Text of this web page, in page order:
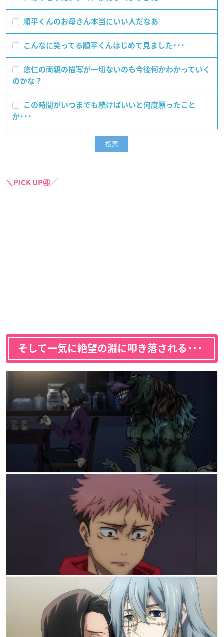
順平くんのお母さん本当にいい人だなあ
こんなに笑ってる順平くんはじめて見ました･･･
悠仁の両親の描写が一切ないのも今後何かわかっていく
のかな？
この時間がいつまでも続けばいいと何度願ったこと
か･･･
＼PICK UP④／
そして一気に絶望の淵に叩き落される･･･